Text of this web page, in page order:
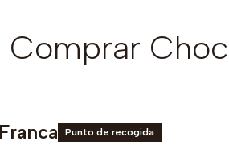
Comprar
Punto de recogida